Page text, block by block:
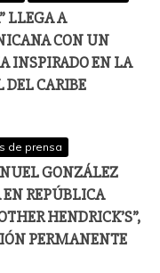
LLEGA A
CON UN
INSPIRADO EN LA
DEL CARIBE
de prensa
GONZÁLEZ
EN REPÚBLICA
HENDRICK’S”,
PERMANENTE